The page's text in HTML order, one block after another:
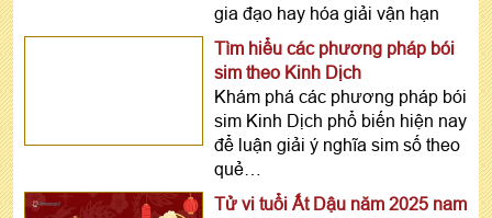
gia đạo hay hóa giải vận hạn
Tìm hiểu các phương pháp bói
sim theo Kinh Dịch
Khám phá các phương pháp bói
sim Kinh Dịch phổ biến hiện nay
để luận giải ý nghĩa sim số theo
quẻ…
Tử vi tuổi Ất Dậu năm 2025 nam